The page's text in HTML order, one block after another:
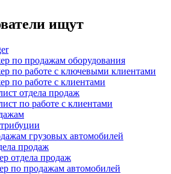
ищут
по продажам оборудования
по работе с ключевыми клиентами
по работе с клиентами
отдела продаж
по работе с клиентами
грузовых автомобилей
продаж
отдела продаж
по продажам автомобилей